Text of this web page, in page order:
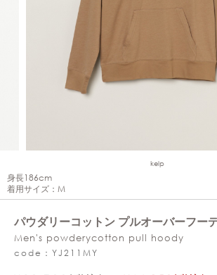
kelp
身長186cm
着用サイズ：M
パウダリーコットン プルオーバーフー
Men's powderycotton pull hoody
code：YJ211MY